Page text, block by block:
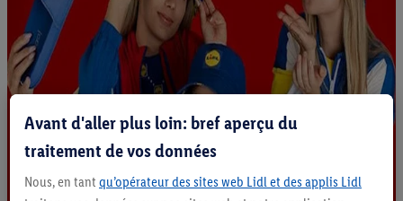
Avant d'aller plus loin: bref aperçu du
traitement de vos données
Nous, en tant qu’opérateur des sites web Lidl et des applis Lidl